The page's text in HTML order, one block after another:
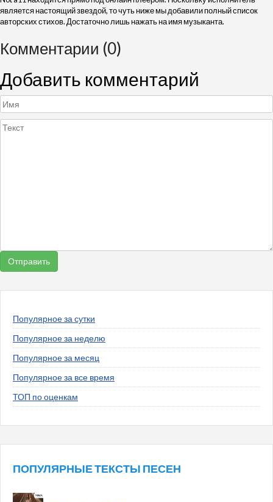
является настоящий звездой, то чуть ниже мы добавили полный список
авторских стихов. Достаточно лишь нажать на имя музыканта.
Комментарии (0)
Добавить комментарий
Популярное за сутки
Популярное за неделю
Популярное за месяц
Популярное за все время
ТОП по оценкам
ПОПУЛЯРНЫЕ ТЕКСТЫ ПЕСЕН